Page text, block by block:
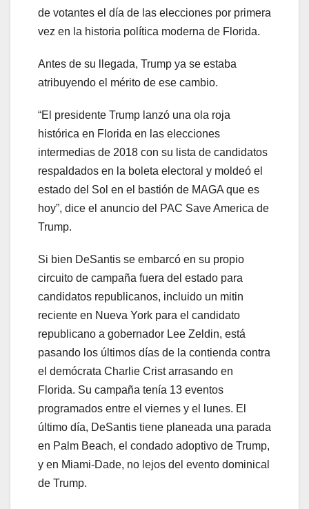
de votantes el día de las elecciones por primera
vez en la historia política moderna de Florida.
Antes de su llegada, Trump ya se estaba
atribuyendo el mérito de ese cambio.
“El presidente Trump lanzó una ola roja
histórica en Florida en las elecciones
intermedias de 2018 con su lista de candidatos
respaldados en la boleta electoral y moldeó el
estado del Sol en el bastión de MAGA que es
hoy”, dice el anuncio del PAC Save America de
Trump.
Si bien DeSantis se embarcó en su propio
circuito de campaña fuera del estado para
candidatos republicanos, incluido un mitin
reciente en Nueva York para el candidato
republicano a gobernador Lee Zeldin, está
pasando los últimos días de la contienda contra
el demócrata Charlie Crist arrasando en
Florida. Su campaña tenía 13 eventos
programados entre el viernes y el lunes. El
último día, DeSantis tiene planeada una parada
en Palm Beach, el condado adoptivo de Trump,
y en Miami-Dade, no lejos del evento dominical
de Trump.